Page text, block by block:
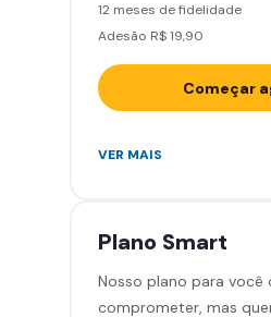
12 meses de fidelidade
Adesão R$ 19,90
Começar
Acesso ilimitado a
Cadeira de
Skeelo App
Área de
VER MAIS
Plano Smart
Nosso plano para você
comprometer, mas